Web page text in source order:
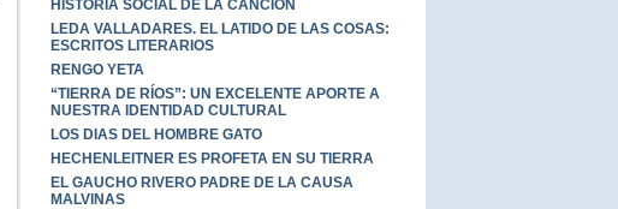
HISTORIA SOCIAL DE LA CANCIÓN
LEDA VALLADARES. EL LATIDO DE LAS COSAS:
ESCRITOS LITERARIOS
RENGO YETA
“TIERRA DE RÍOS”: UN EXCELENTE APORTE A
NUESTRA IDENTIDAD CULTURAL
LOS DIAS DEL HOMBRE GATO
HECHENLEITNER ES PROFETA EN SU TIERRA
EL GAUCHO RIVERO PADRE DE LA CAUSA
MALVINAS